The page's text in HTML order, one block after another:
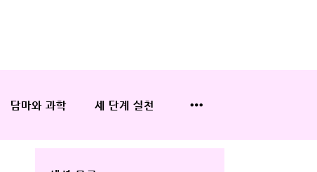
담마와 과학 세 단계 실천